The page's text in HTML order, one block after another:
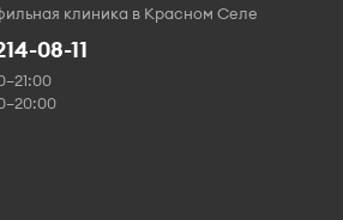
клиника в Красном Селе
08-11